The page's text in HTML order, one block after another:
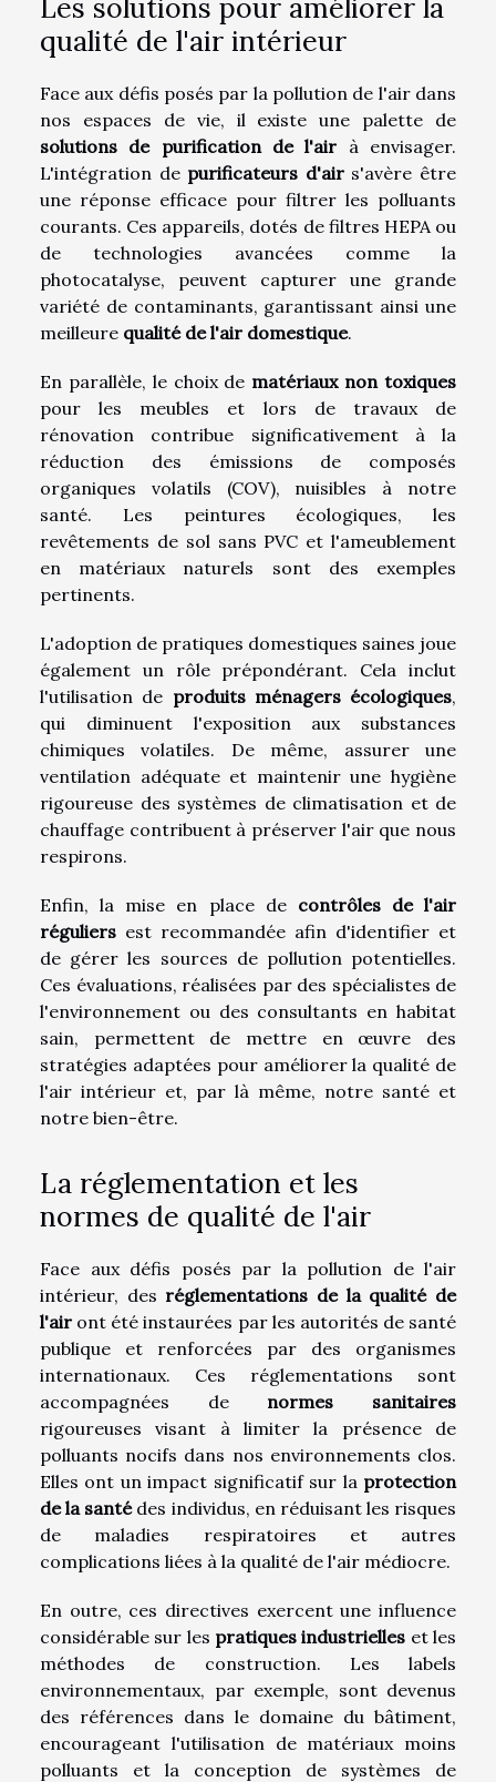
Les solutions pour améliorer la
qualité de l'air intérieur
Face aux défis posés par la pollution de l'air dans
nos espaces de vie, il existe une palette de
solutions de purification de l'air à envisager.
L'intégration de purificateurs d'airs'avère être
une réponse efficace pour filtrer les polluants
courants. Ces appareils, dotés de filtres HEPA ou
de technologies avancées comme la
photocatalyse, peuvent capturer une grande
variété de contaminants, garantissant ainsi une
meilleure qualité de l'air domestique.
En parallèle, le choix de matériaux non toxiques
pour les meubles et lors de travaux de
rénovation contribue significativement à la
réduction des émissions de composés
organiques volatils (COV), nuisibles à notre
santé. Les peintures écologiques, les
revêtements de sol sans PVC et l'ameublement
en matériaux naturels sont des exemples
pertinents.
L'adoption de pratiques domestiques saines joue
également un rôle prépondérant. Cela inclut
l'utilisation de produits ménagers écologiques,
qui diminuent l'exposition aux substances
chimiques volatiles. De même, assurer une
ventilation adéquate et maintenir une hygiène
rigoureuse des systèmes de climatisation et de
chauffage contribuent à préserver l'air que nous
respirons.
Enfin, la mise en place de contrôles de l'air
réguliers est recommandée afin d'identifier et
de gérer les sources de pollution potentielles.
Ces évaluations, réalisées par des spécialistes de
l'environnement ou des consultants en habitat
sain, permettent de mettre en œuvre des
stratégies adaptées pour améliorer la qualité de
l'air intérieur et, par là même, notre santé et
notre bien-être.
La réglementation et les
normes de qualité de l'air
Face aux défis posés par la pollution de l'air
intérieur, des réglementations de la qualité de
l'air ont été instaurées par les autorités de santé
publique et renforcées par des organismes
internationaux. Ces réglementations sont
accompagnées de normes sanitaires
rigoureuses visant à limiter la présence de
polluants nocifs dans nos environnements clos.
Elles ont un impact significatif sur la protection
de la santédes individus, en réduisant les risques
de maladies respiratoires et autres
complications liées à la qualité de l'air médiocre.
En outre, ces directives exercent une influence
considérable sur les pratiques industrielles et les
méthodes de construction. Les labels
environnementaux, par exemple, sont devenus
des références dans le domaine du bâtiment,
encourageant l'utilisation de matériaux moins
polluants et la conception de systèmes de